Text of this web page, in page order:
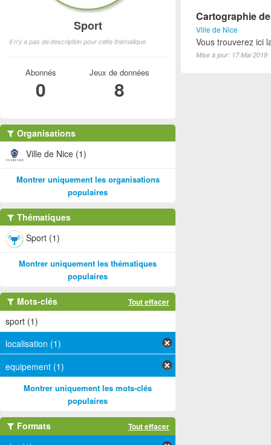
Cartographie
Ville de Nice
Vous trouverez ici
Mise à jour: 17 Mai 2019
Sport
Il n'y a pas de description pour cette thématique
Abonnés
0
Jeux de données
8
Organisations
Ville de Nice (1)
Montrer uniquement les organisations
populaires
Thématiques
Sport (1)
Montrer uniquement les thématiques
populaires
Mots-clés Tout effacer
sport (1)
localisation (1)
equipement (1)
Montrer uniquement les mots-clés
populaires
Formats Tout effacer